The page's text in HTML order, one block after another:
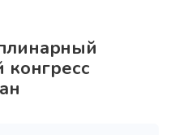
конгресс